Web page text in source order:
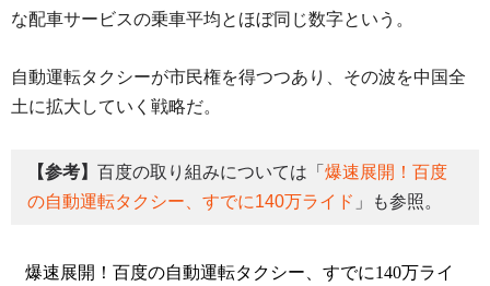
な配車サービスの乗車平均とほぼ同じ数字という。
自動運転タクシーが市民権を得つつあり、その波を中国全
土に拡大していく戦略だ。
【参考】 百度の取り組みについては「 爆速展開！百度
の自動運転タクシー、すでに140万ライド 」も参照。
爆速展開！百度の自動運転タクシー、すでに140万ライ